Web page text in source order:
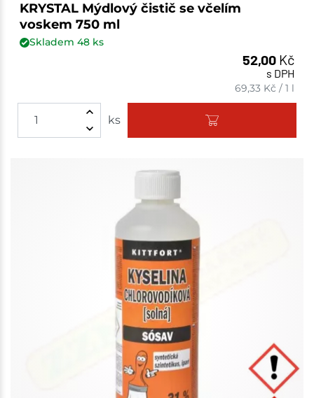
KRYSTAL Mýdlový čistič se včelím
voskem 750 ml
Skladem 48ks
52,00 Kč
s DPH
69,33 Kč /1 l
ks